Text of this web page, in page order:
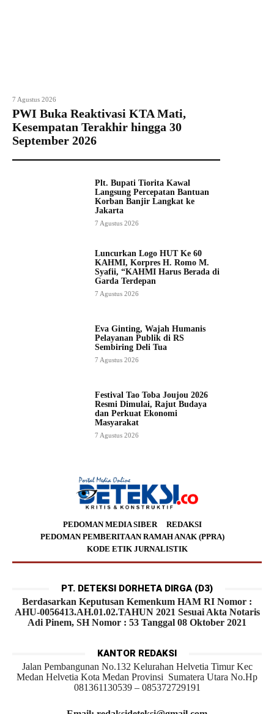
7 Agustus 2026
PWI Buka Reaktivasi KTA Mati,
Kesempatan Terakhir hingga 30
September 2026
Plt. Bupati Tiorita Kawal
Langsung Percepatan Bantuan
Korban Banjir Langkat ke
Jakarta
7 Agustus 2026
Luncurkan Logo HUT Ke 60
KAHMI, Korpres H. Romo M.
Syafii, “KAHMI Harus Berada di
Garda Terdepan
7 Agustus 2026
Eva Ginting, Wajah Humanis
Pelayanan Publik di RS
Sembiring Deli Tua
7 Agustus 2026
Festival Tao Toba Joujou 2026
Resmi Dimulai, Rajut Budaya
dan Perkuat Ekonomi
Masyarakat
7 Agustus 2026
PEDOMAN MEDIA SIBER
REDAKSI
PEDOMAN PEMBERITAAN RAMAH ANAK (PPRA)
KODE ETIK JURNALISTIK
PT. DETEKSI DORHETA DIRGA (D3)
Berdasarkan Keputusan Kemenkum HAM RI Nomor :
AHU-0056413.AH.01.02.TAHUN 2021 Sesuai Akta Notaris
Adi Pinem, SH Nomor : 53 Tanggal 08 Oktober 2021
KANTOR REDAKSI
Jalan Pembangunan No.132 Kelurahan Helvetia Timur Kec
Medan Helvetia Kota Medan Provinsi Sumatera Utara No.Hp
081361130539 – 085372729191